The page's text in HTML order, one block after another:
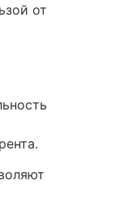
от